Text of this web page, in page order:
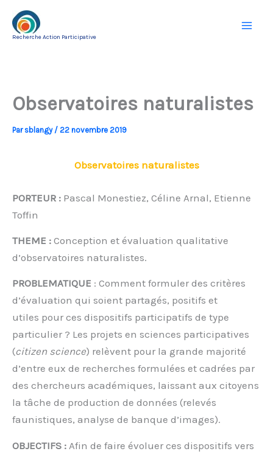
contenu
Recherche Action Participative
Observatoires naturalistes
Par sblangy / 22 novembre 2019
Observatoires naturalistes
PORTEUR : Pascal Monestiez, Céline Arnal, Etienne
Toffin
THEME : Conception et évaluation qualitative
d’observatoires naturalistes.
PROBLEMATIQUE : Comment formuler des critères
d’évaluation qui soient partagés, positifs et
utiles pour ces dispositifs participatifs de type
particulier ? Les projets en sciences participatives
(citizen science) relèvent pour la grande majorité
d’entre eux de recherches formulées et cadrées par
des chercheurs académiques, laissant aux citoyens
la tâche de production de données (relevés
faunistiques, analyse de banque d’images).
OBJECTIFS : Afin de faire évoluer ces dispositifs vers